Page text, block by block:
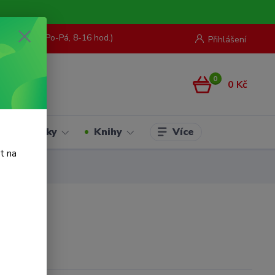
Přihlášení
967 062 (Po-Pá, 8-16 hod.)
0 0 Kč
Hračky Knihy Více
na